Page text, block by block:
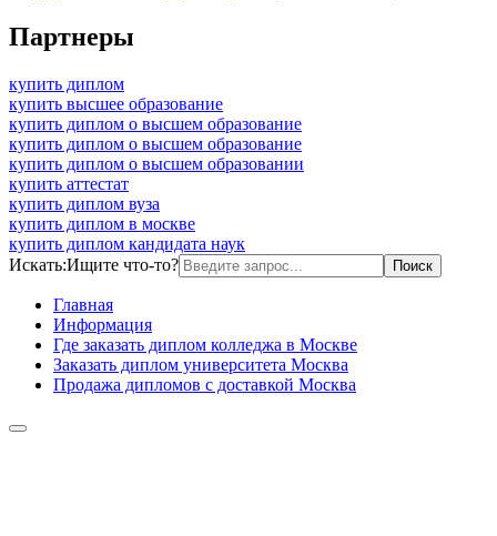
Партнеры
купить диплом
купить высшее образование
купить диплом о высшем образование
купить диплом о высшем образование
купить диплом о высшем образовании
купить аттестат
купить диплом вуза
купить диплом в москве
купить диплом кандидата наук
Искать:Ищите что-то?
Главная
Информация
Где заказать диплом колледжа в Москве
Заказать диплом университета Москва
Продажа дипломов с доставкой Москва